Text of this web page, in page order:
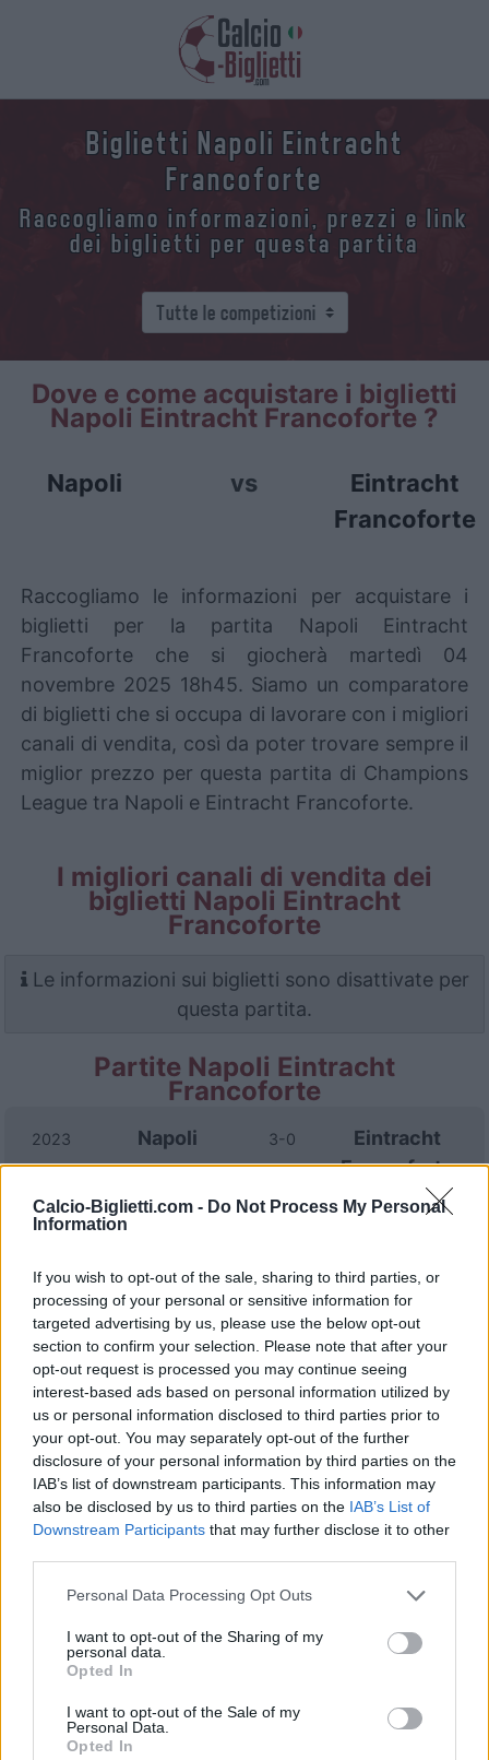
Calcio-Biglietti.com - Do Not Process My Personal
Information
If you wish to opt-out of the sale, sharing to third parties, or
processing of your personal or sensitive information for
targeted advertising by us, please use the below opt-out
section to confirm your selection. Please note that after your
opt-out request is processed you may continue seeing
interest-based ads based on personal information utilized by
us or personal information disclosed to third parties prior to
your opt-out. You may separately opt-out of the further
disclosure of your personal information by third parties on the
IAB’s list of downstream participants. This information may
also be disclosed by us to third parties on the IAB’s List of
Downstream Participants that may further disclose it to other
Personal Data Processing Opt Outs
I want to opt-out of the Sharing of my
personal data.
Opted In
I want to opt-out of the Sale of my
Personal Data.
Opted In
Biglietti Napoli Eintracht
Francoforte
Raccogliamo informazioni, prezzi e link
dei biglietti per questa partita
Dove e come acquistare i biglietti
Napoli Eintracht Francoforte ?
Napoli vs
Eintracht
Francoforte
Raccogliamo le informazioni per acquistare i
biglietti per la partita Napoli Eintracht
Francoforte che si giocherà martedì 04
novembre 2025 18h45. Siamo un comparatore
di biglietti che si occupa di lavorare con i migliori
canali di vendita, così da poter trovare sempre il
miglior prezzo per questa partita di Champions
League tra Napoli e Eintracht Francoforte.
I migliori canali di vendita dei
biglietti Napoli Eintracht
Francoforte
Le informazioni sui biglietti sono disattivate per
questa partita.
Partite Napoli Eintracht
Francoforte
2023 Napoli 3-0
Eintracht
Francoforte
2023
Eintracht
Prossime partite Napoli
Genoa 22/08 Napoli
Napoli 30/08 Calcio Como
Inter Milan 05/09 Napoli
13/09
Fiorentina Napoli
Napoli 11/10 Frosinone